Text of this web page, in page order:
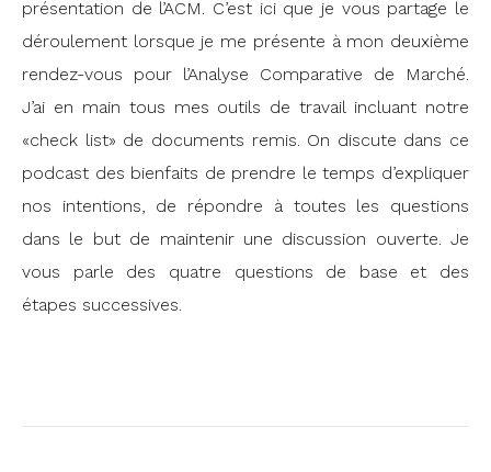
présentation de l’ACM. C’est ici que je vous partage le
déroulement lorsque je me présente à mon deuxième
rendez-vous pour l’Analyse Comparative de Marché.
J’ai en main tous mes outils de travail incluant notre
«check list» de documents remis. On discute dans ce
podcast des bienfaits de prendre le temps d’expliquer
nos intentions, de répondre à toutes les questions
dans le but de maintenir une discussion ouverte. Je
vous parle des quatre questions de base et des
étapes successives.